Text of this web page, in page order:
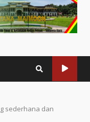
sederhana dan